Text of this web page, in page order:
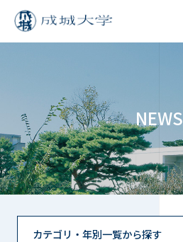
NEWS
カテゴリ・年別一覧から探す